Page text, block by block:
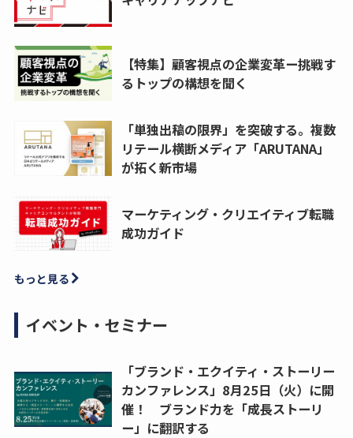
【特集】顧客視点の企業変革ー挑戦す
るトップの構想を聞く
「単独出稿の限界」を突破する。複数
リテール横断メディア「ARUTANA」
が拓く新市場
マーケティング・クリエイティブ転職
成功ガイド
もっと見る
イベント・セミナー
「ブランド・エクイティ・ストーリー
カンファレンス」8月25日（火）に開
催！ ブランド力を「成長ストーリ
ー」に翻訳する